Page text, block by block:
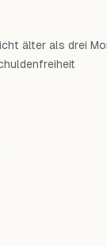
älter als drei